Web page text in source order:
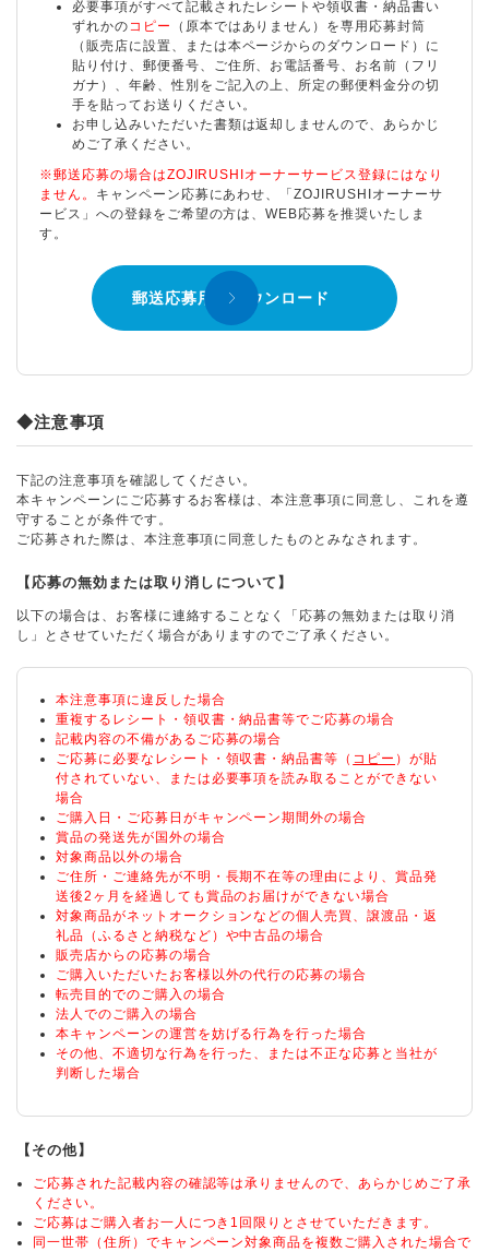
必要事項がすべて記載されたレシートや領収書・納品書い
ずれかの コピー
（原本ではありません）を専用応募封筒
（販売店に設置、または本ページからのダウンロード）に
貼り付け、郵便番号、ご住所、お電話番号、お名前（フリ
ガナ）、年齢、性別をご記入の上、所定の郵便料金分の切
手を貼ってお送りください。
お申し込みいただいた書類は返却しませんので、あらかじ
めご了承ください。
※郵送応募の場合はZOJIRUSHIオーナーサービス登録にはなり
ません。 キャンペーン応募にあわせ、「ZOJIRUSHIオーナーサ
ービス」への登録をご希望の方は、WEB応募を推奨いたしま
す。
郵送応募用紙ダウンロード
◆注意事項
下記の注意事項を確認してください。
本キャンペーンにご応募するお客様は、本注意事項に同意し、これを遵
守することが条件です。
ご応募された際は、本注意事項に同意したものとみなされます。
【応募の無効または取り消しについて】
以下の場合は、お客様に連絡することなく「応募の無効または取り消
し」とさせていただく場合がありますのでご了承ください。
本注意事項に違反した場合
重複するレシート・領収書・納品書等でご応募の場合
記載内容の不備があるご応募の場合
ご応募に必要なレシート・領収書・納品書等（ コピー ）が貼
付されていない、または必要事項を読み取ることができない
場合
ご購入日・ご応募日がキャンペーン期間外の場合
賞品の発送先が国外の場合
対象商品以外の場合
ご住所・ご連絡先が不明・長期不在等の理由により、賞品発
送後2ヶ月を経過しても賞品のお届けができない場合
対象商品がネットオークションなどの個人売買、譲渡品・返
礼品（ふるさと納税など）や中古品の場合
販売店からの応募の場合
ご購入いただいたお客様以外の代行の応募の場合
転売目的でのご購入の場合
法人でのご購入の場合
本キャンペーンの運営を妨げる行為を行った場合
その他、不適切な行為を行った、または不正な応募と当社が
判断した場合
【その他】
ご応募された記載内容の確認等は承りませんので、あらかじめご了承
ください。
ご応募はご購入者お一人につき1回限りとさせていただきます。
同一世帯（住所）でキャンペーン対象商品を複数ご購入された場合で